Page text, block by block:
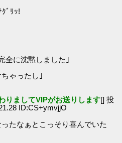
ﾞﾘｯ!
に沈黙しました｣
ゃったし｣
りましてVIPがお送りします[] 投
ID:CS+ymvjjO
たなぁとこっそり喜んでいた